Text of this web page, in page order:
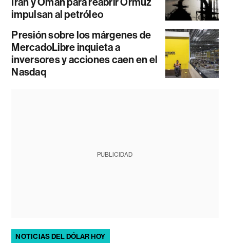
impulsan al petróleo
Presión sobre los márgenes de
MercadoLibre inquieta a
inversores y acciones caen en el
Nasdaq
PUBLICIDAD
NOTICIAS DEL DÓLAR HOY